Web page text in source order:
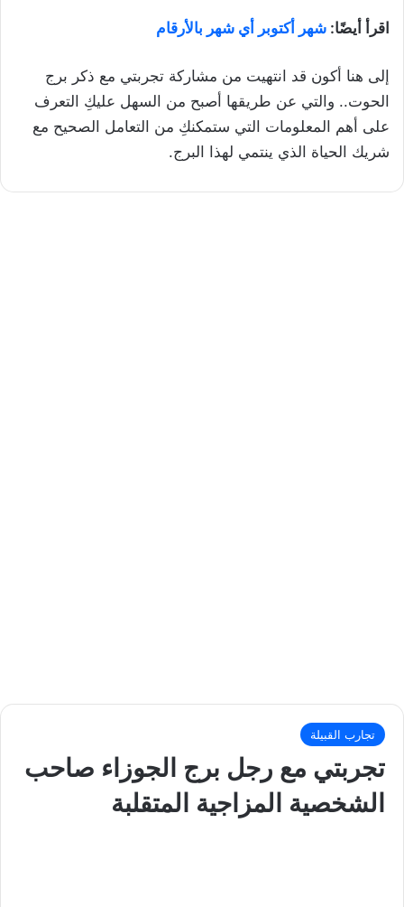
اقرأ أيضًا: شهر أكتوبر أي شهر بالأرقام
إلى هنا أكون قد انتهيت من مشاركة تجربتي مع ذكر برج
الحوت.. والتي عن طريقها أصبح من السهل عليكِ التعرف
على أهم المعلومات التي ستمكنكِ من التعامل الصحيح مع
شريك الحياة الذي ينتمي لهذا البرج.